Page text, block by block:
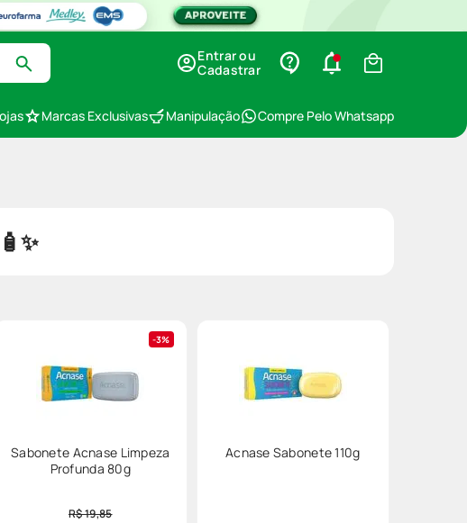
Entrar ou
Cadastrar
Marcas Exclusivas Manipulação Compre Pelo Whatsapp
3%
Sabonete Acnase Limpeza
Profunda 80g
R$ 19,85
Acnase Sabonete 110g